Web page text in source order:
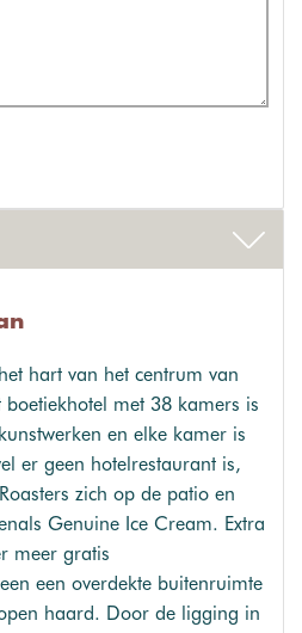
hart van het centrum van
met 38 kamers is
en elke kamer is
er geen hotelrestaurant is,
zich op de patio en
Genuine Ice Cream. Extra
meer gratis
een overdekte buitenruimte
haard. Door de ligging in